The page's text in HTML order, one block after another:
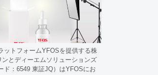
ットフォームYFOSを提供する株
とディーエムソリューションズ
ド：6549 東証JQ）はYFOSにお